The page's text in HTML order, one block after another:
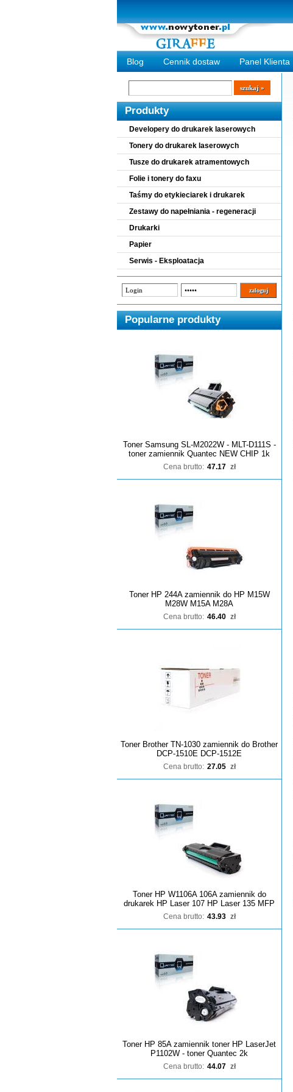
Blog Cennik dostaw Panel Klienta
Wyszukiwarka
szukaj
Produkty
Developery do drukarek laserowych
Tonery do drukarek laserowych
Tusze do drukarek atramentowych
Folie i tonery do faxu
Taśmy do etykieciarek i drukarek
Zestawy do napełniania - regeneracji
Drukarki
Papier
Serwis - Eksploatacja
Popularne produkty
Toner Samsung SL-M2022W - MLT-D111S -
toner zamiennik Quantec NEW CHIP 1k
Cena brutto: 47.17 zł
Toner HP 244A zamiennik do HP M15W
M28W M15A M28A
Cena brutto: 46.40 zł
Toner Brother TN-1030 zamiennik do Brother
DCP-1510E DCP-1512E
Cena brutto: 27.05 zł
Toner HP W1106A 106A zamiennik do
drukarek HP Laser 107 HP Laser 135 MFP
Cena brutto: 43.93 zł
Toner HP 85A zamiennik toner HP LaserJet
P1102W - toner Quantec 2k
Cena brutto: 44.07 zł